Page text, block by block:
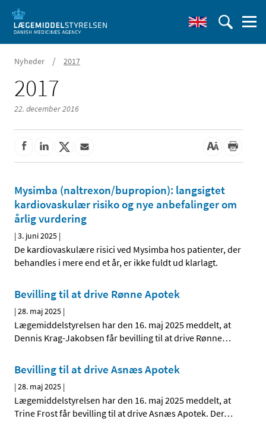
Nyheder / 2017
2017
22. december 2016
Mysimba (naltrexon/bupropion): langsigtet
kardiovaskulær risiko og nye anbefalinger om
årlig vurdering
|3. juni 2025 |
De kardiovaskulære risici ved Mysimba hos patienter, der
behandles i mere end et år, er ikke fuldt ud klarlagt.
Bevilling til at drive Rønne Apotek
|28. maj 2025 |
Lægemiddelstyrelsen har den 16. maj 2025 meddelt, at
Dennis Krag-Jakobsen får bevilling til at drive Rønne…
Bevilling til at drive Asnæs Apotek
|28. maj 2025 |
Lægemiddelstyrelsen har den 16. maj 2025 meddelt, at
Trine Frost får bevilling til at drive Asnæs Apotek. Der…